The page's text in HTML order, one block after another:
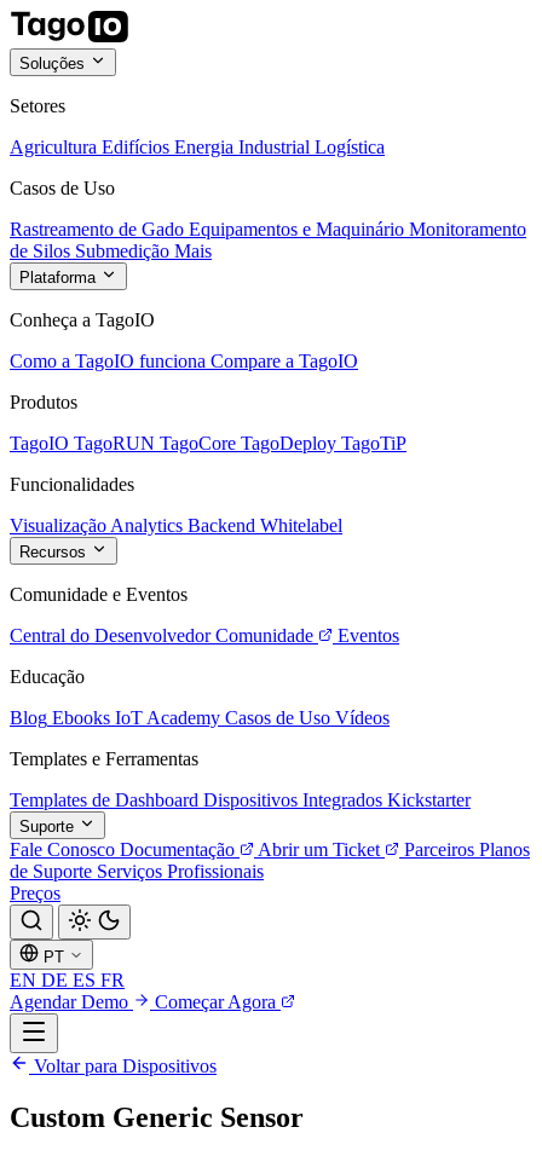
Soluções
Setores
Agricultura Edifícios Energia Industrial Logística
Casos de Uso
Rastreamento de Gado Equipamentos e Maquinário Monitoramento
de Silos Submedição Mais
Plataforma
Conheça a TagoIO
Como a TagoIO funciona Compare a TagoIO
Produtos
TagoIO TagoRUN TagoCore TagoDeploy TagoTiP
Funcionalidades
Visualização Analytics Backend Whitelabel
Recursos
Comunidade e Eventos
Central do Desenvolvedor Comunidade
Eventos
Educação
Blog Ebooks IoT Academy Casos de Uso Vídeos
Templates e Ferramentas
Templates de Dashboard Dispositivos Integrados Kickstarter
Suporte
Fale Conosco Documentação Abrir um Ticket Parceiros Planos
de Suporte Serviços Profissionais
Preços
PT
EN DE ES FR
Agendar Demo
Começar Agora
Voltar para Dispositivos
Custom Generic Sensor